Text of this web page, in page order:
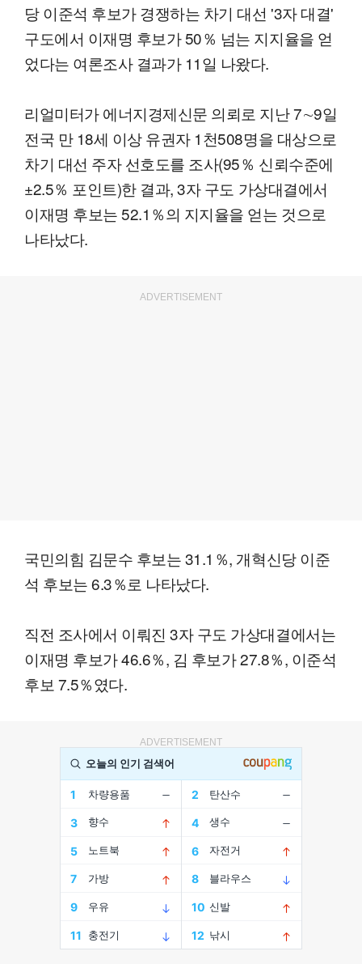
당 이준석 후보가 경쟁하는 차기 대선 '3자 대결'
구도에서 이재명 후보가 50％ 넘는 지지율을 얻
었다는 여론조사 결과가 11일 나왔다.
리얼미터가 에너지경제신문 의뢰로 지난 7∼9일
전국 만 18세 이상 유권자 1천508명을 대상으로
차기 대선 주자 선호도를 조사(95％ 신뢰수준에
±2.5％ 포인트)한 결과, 3자 구도 가상대결에서
이재명 후보는 52.1％의 지지율을 얻는 것으로
나타났다.
ADVERTISEMENT
국민의힘 김문수 후보는 31.1％, 개혁신당 이준
석 후보는 6.3％로 나타났다.
직전 조사에서 이뤄진 3자 구도 가상대결에서는
이재명 후보가 46.6％, 김 후보가 27.8％, 이준석
후보 7.5％였다.
ADVERTISEMENT